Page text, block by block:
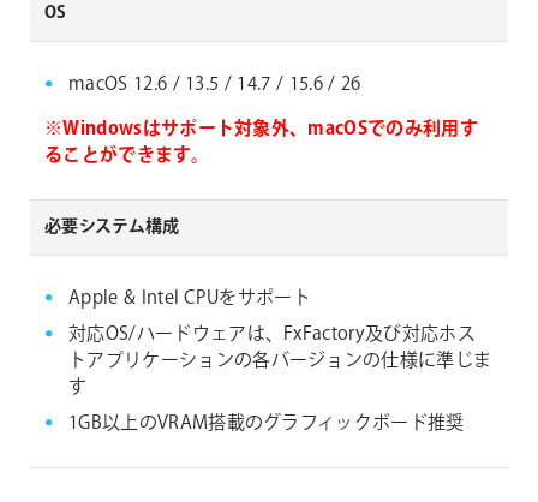
OS
macOS 12.6 / 13.5 / 14.7 / 15.6 / 26
※Windowsはサポート対象外、macOSでのみ利用す
ることができます。
必要システム構成
Apple & Intel CPUをサポート
対応OS/ハードウェアは、FxFactory及び対応ホス
トアプリケーションの各バージョンの仕様に準じま
す
1GB以上のVRAM搭載のグラフィックボード推奨